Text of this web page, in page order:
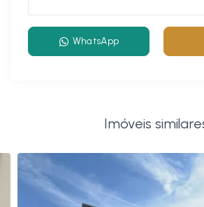
WhatsApp
Imóveis